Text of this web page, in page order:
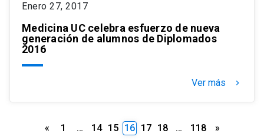
Enero 27, 2017
Medicina UC celebra esfuerzo de nueva
generación de alumnos de Diplomados
2016
Ver más keyboard_arrow_right
Paginación
« 1 … 14 15 16 17 18 … 118 »